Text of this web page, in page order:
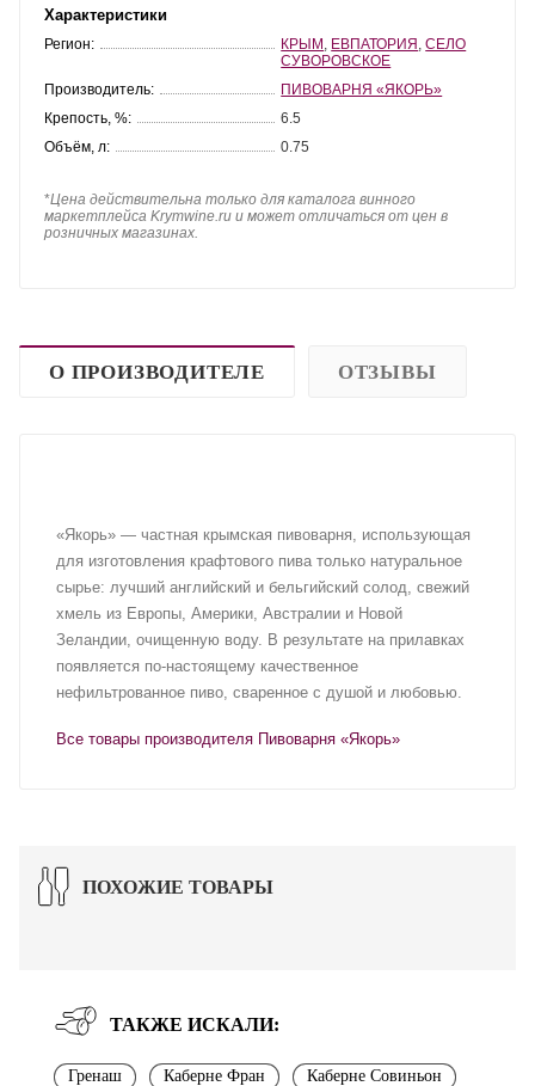
Характеристики
Регион: КРЫМ ЕВПАТОРИЯ ,СЕЛО
СУВОРОВСКОЕ
Производитель:
ПИВОВАРНЯ «ЯКОРЬ»
Крепость, %:
6.5
Объём, л:
0.75
*Цена действительна только для каталога винного
маркетплейса Krymwine.ru и может отличаться от цен в
розничных магазинах.
О ПРОИЗВОДИТЕЛЕ ОТЗЫВЫ
«Якорь» — частная крымская пивоварня, использующая
для изготовления крафтового пива только натуральное
сырье: лучший английский и бельгийский солод, свежий
хмель из Европы, Америки, Австралии и Новой
Зеландии, очищенную воду. В результате на прилавках
появляется по-настоящему качественное
нефильтрованное пиво, сваренное с душой и любовью.
Все товары производителя Пивоварня «Якорь»
ПОХОЖИЕ ТОВАРЫ
ТАКЖЕ ИСКАЛИ:
Гренаш Каберне Фран
Каберне Совиньон